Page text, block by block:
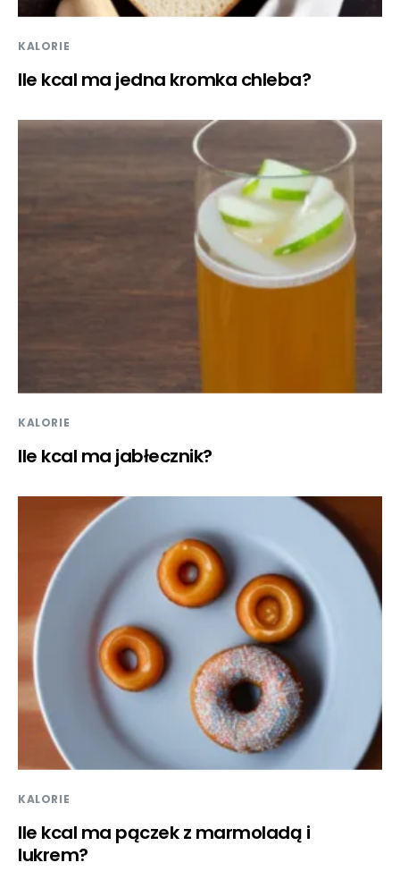
KALORIE
Ile kcal ma jedna kromka chleba?
KALORIE
Ile kcal ma jabłecznik?
KALORIE
Ile kcal ma pączek z marmoladą i
lukrem?